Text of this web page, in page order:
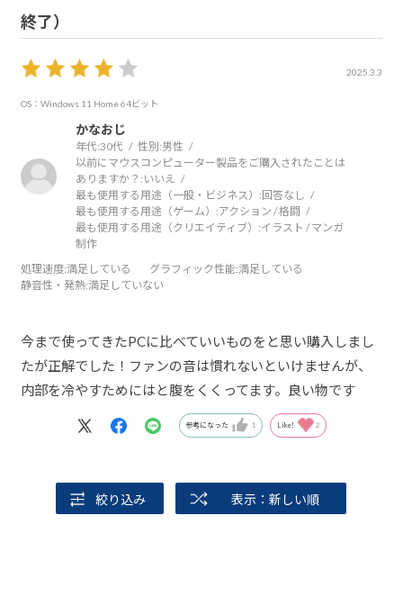
終了）
2025.3.3
OS：Windows 11 Home 64ビット
かなおじ
年代:30代 性別:男性
以前にマウスコンピューター製品をご購入されたことは
ありますか？: いいえ
最も使用する用途（一般・ビジネス）: 回答なし
最も使用する用途（ゲーム）:アクション / 格闘
最も使用する用途（クリエイティブ）:イラスト / マンガ
制作
処理速度:満足している グラフィック性能:満足している
静音性・発熱:満足していない
今まで使ってきたPCに比べていいものをと思い購入しまし
たが正解でした！ファンの音は慣れないといけませんが、
内部を冷やすためにはと腹をくくってます。良い物です
参考になった 1 Like! 2
絞り込み 表示：新しい順